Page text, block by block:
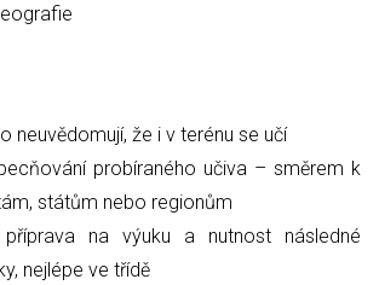
neuvědomují, že i v terénu se učí
probíraného učiva – směrem k
státům nebo regionům
příprava na výuku a nutnost následné
nejlépe ve třídě